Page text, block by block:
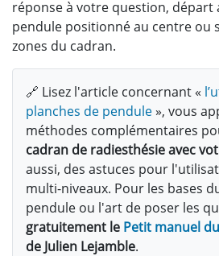
réponse à votre question, départ
pendule positionné au centre ou
zones du cadran.
🔗 Lisez l'article concernant «
planches de pendule», vous
méthodes complémentaires
cadran de radiesthésie avec
aussi, des astuces pour
multi-niveaux. Pour les bases
pendule ou l'art de poser les
gratuitement le Petit manuel
de Julien Lejamble.